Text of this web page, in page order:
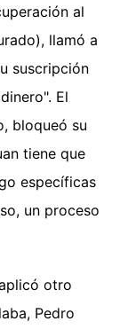
al
llamó a
suscripción
El
bloqueó su
tiene que
específicas
un proceso
otro
Pedro